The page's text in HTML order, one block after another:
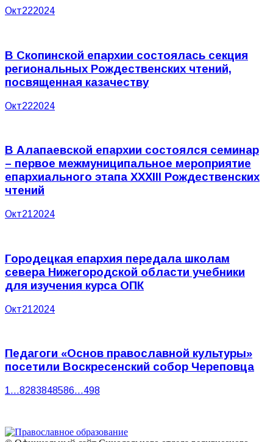
Окт222024
В Скопинской епархии состоялась секция
региональных Рождественских чтений,
посвященная казачеству
Окт222024
В Алапаевской епархии состоялся семинар
– первое межмуниципальное мероприятие
епархиального этапа XXXIII Рождественских
чтений
Окт212024
Городецкая епархия передала школам
севера Нижегородской области учебники
для изучения курса ОПК
Окт212024
Педагоги «Основ православной культуры»
посетили Воскресенский собор Череповца
1…8283848586…498